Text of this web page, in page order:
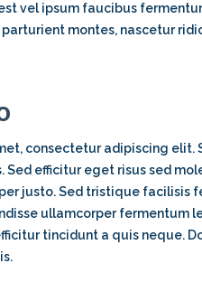
vel ipsum faucibus
montes, nascetur
consectetur adipiscing elit.
Sed efficitur eget risus sed
justo. Sed tristique facilisis
ullamcorper fermentum
tincidunt a quis neque.